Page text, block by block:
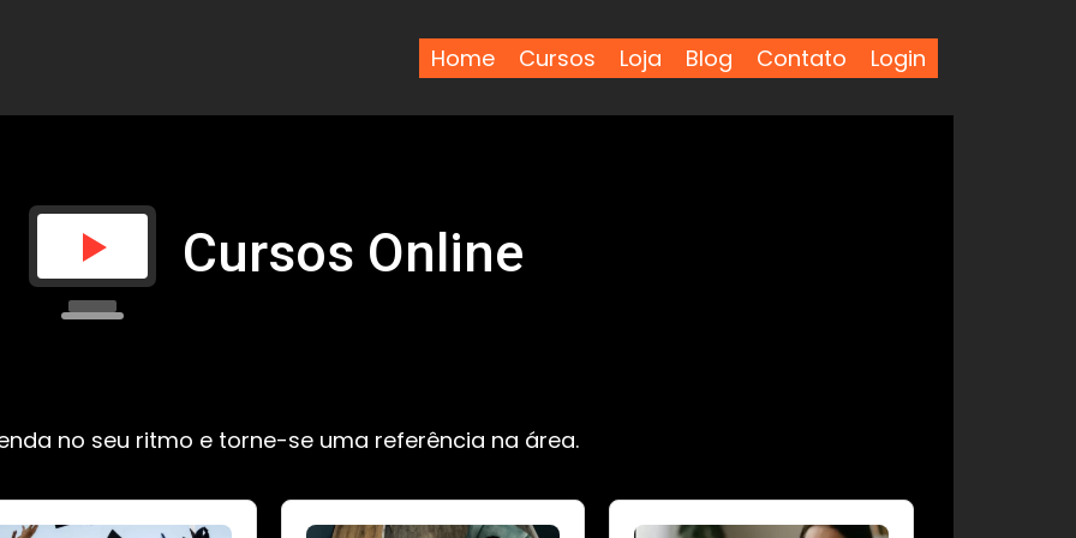
Home Cursos Loja Blog Contato Login
Cursos Online
no seu ritmo e torne-se uma referência na área.